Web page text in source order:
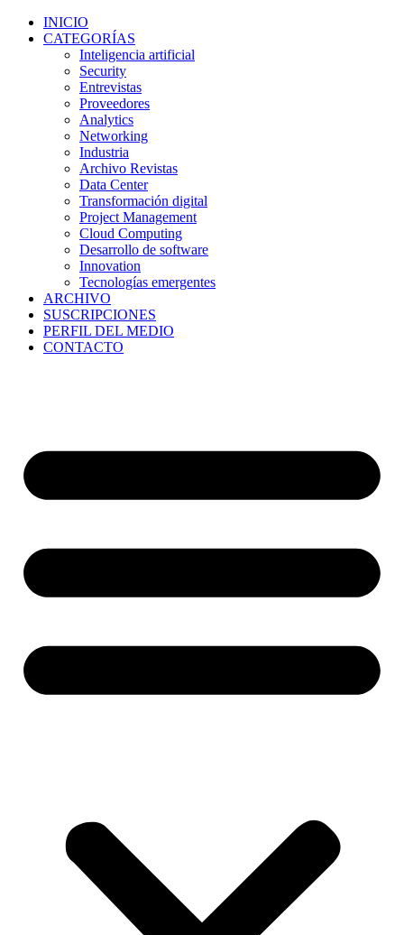
INICIO
CATEGORÍAS
Inteligencia artificial
Security
Entrevistas
Proveedores
Analytics
Networking
Industria
Archivo Revistas
Data Center
Transformación digital
Project Management
Cloud Computing
Desarrollo de software
Innovation
Tecnologías emergentes
ARCHIVO
SUSCRIPCIONES
PERFIL DEL MEDIO
CONTACTO